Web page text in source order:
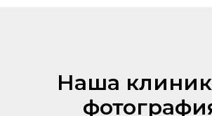
Наша